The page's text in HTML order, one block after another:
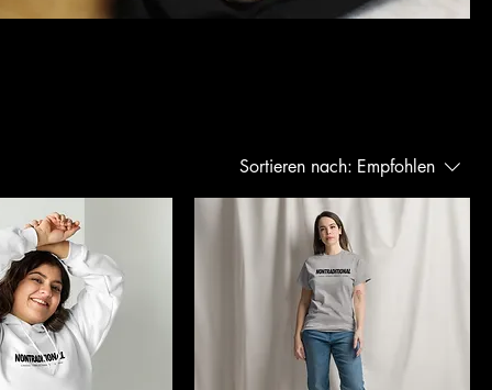
Sortieren nach: Empfohlen